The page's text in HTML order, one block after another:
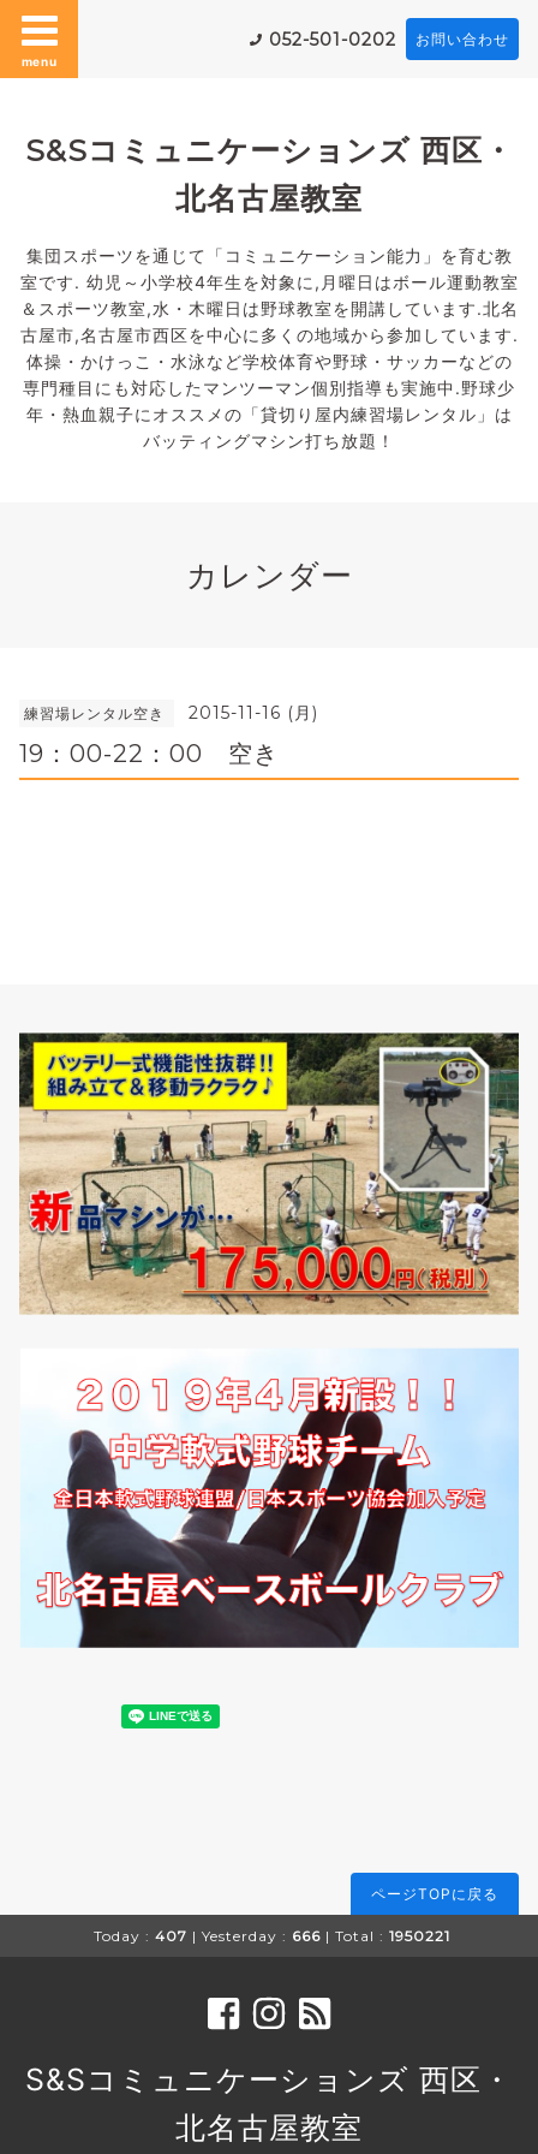
menu
052-501-0202 お問い合わせ
S&Sコミュニケーションズ 西区・
北名古屋教室
集団スポーツを通じて「コミュニケーション能力」を育む教
室です. 幼児～小学校4年生を対象に,月曜日はボール運動教室
＆スポーツ教室,水・木曜日は野球教室を開講しています.北名
古屋市,名古屋市西区を中心に多くの地域から参加しています.
体操・かけっこ・水泳など学校体育や野球・サッカーなどの
専門種目にも対応したマンツーマン個別指導も実施中.野球少
年・熱血親子にオススメの「貸切り屋内練習場レンタル」は
バッティングマシン打ち放題！
カレンダー
練習場レンタル空き 2015-11-16 (月)
19：00-22：00 空き
ページTOPに戻る
Today : 407 | Yesterday : 666 | Total : 1950221
S&Sコミュニケーションズ 西区・
北名古屋教室